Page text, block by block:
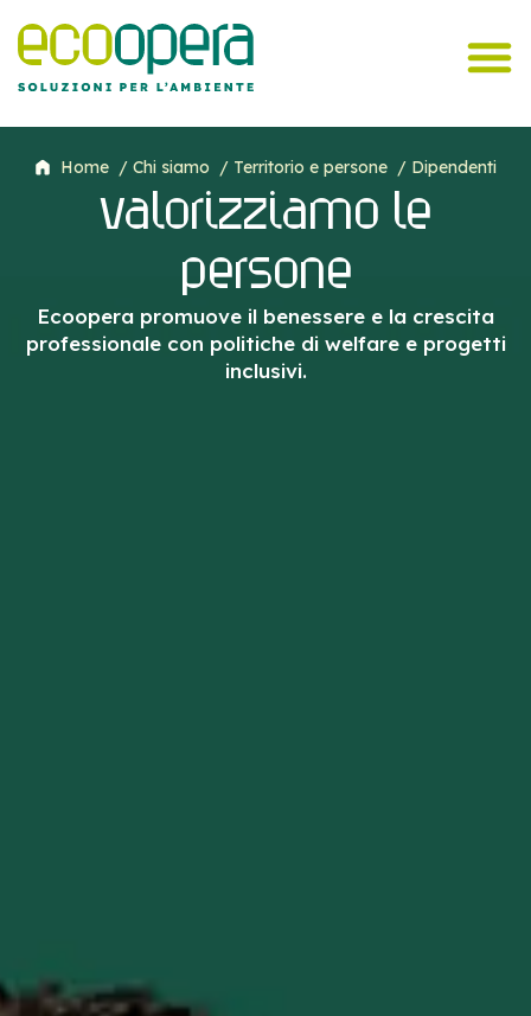
Home / Chi siamo / Territorio e persone / Dipendenti
valorizziamo le
persone
Ecoopera promuove il benessere e la crescita
professionale con politiche di welfare e progetti
inclusivi.